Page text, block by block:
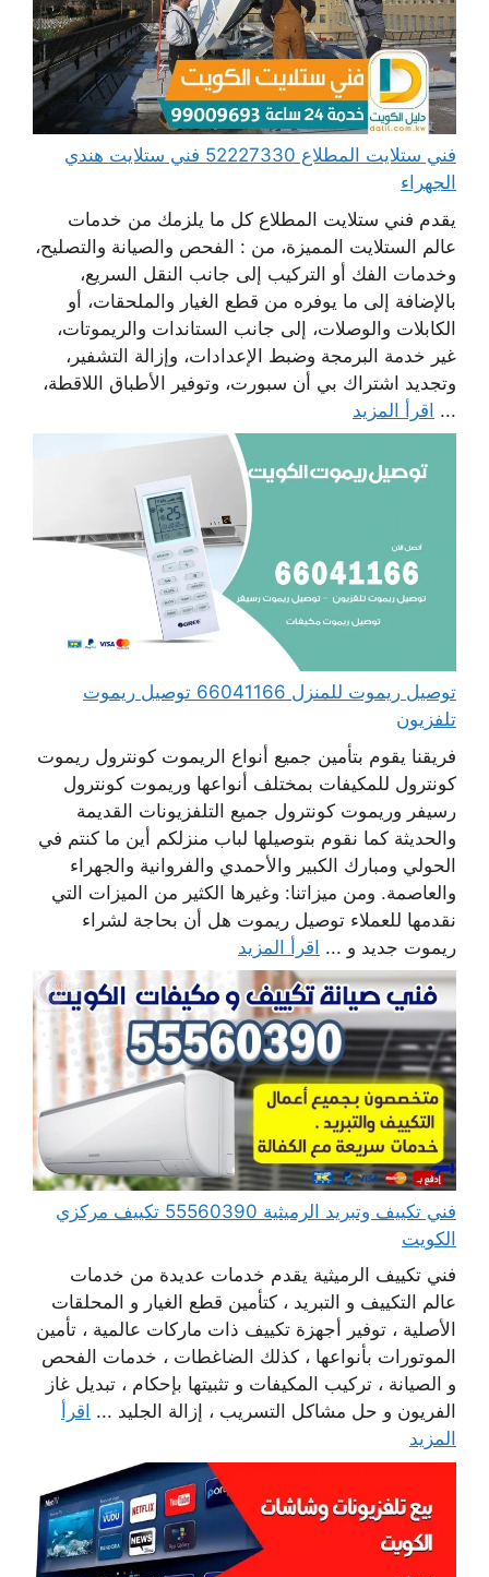
فني ستلايت المطلاع 52227330 فني ستلايت هندي
الجهراء
يقدم فني ستلايت المطلاع كل ما يلزمك من خدمات
عالم الستلايت المميزة، من : الفحص والصيانة والتصليح،
وخدمات الفك أو التركيب إلى جانب النقل السريع،
بالإضافة إلى ما يوفره من قطع الغيار والملحقات، أو
الكابلات والوصلات، إلى جانب الستاندات والريموتات،
غير خدمة البرمجة وضبط الإعدادات، وإزالة التشفير،
وتجديد اشتراك بي أن سبورت، وتوفير الأطباق اللاقطة،
... اقرأ المزيد
توصيل ريموت للمنزل 66041166 توصيل ريموت
تلفزيون
فريقنا يقوم بتأمين جميع أنواع الريموت كونترول ريموت
كونترول للمكيفات بمختلف أنواعها وريموت كونترول
رسيفر وريموت كونترول جميع التلفزيونات القديمة
والحديثة كما نقوم بتوصيلها لباب منزلكم أين ما كنتم في
الحولي ومبارك الكبير والأحمدي والفروانية والجهراء
والعاصمة. ومن ميزاتنا: وغيرها الكثير من الميزات التي
نقدمها للعملاء توصيل ريموت هل أن بحاجة لشراء
ريموت جديد و ... اقرأ المزيد
فني تكييف وتبريد الرميثية 55560390 تكييف مركزي
الكويت
فني تكييف الرميثية يقدم خدمات عديدة من خدمات
عالم التكييف و التبريد ، كتأمين قطع الغيار و المحلقات
الأصلية ، توفير أجهزة تكييف ذات ماركات عالمية ، تأمين
الموتورات بأنواعها ، كذلك الضاغطات ، خدمات الفحص
و الصيانة ، تركيب المكيفات و تثبيتها بإحكام ، تبديل غاز
الفريون و حل مشاكل التسريب ، إزالة الجليد ... اقرأ
المزيد